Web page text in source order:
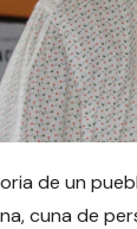
de un
cuna de